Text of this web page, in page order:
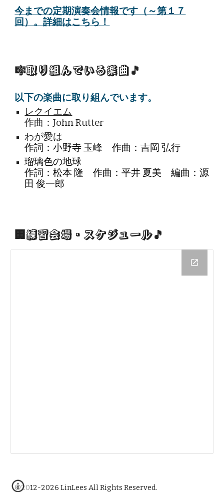
今までの定期演奏会情報です（～第１７
回）。詳細はこちら！
🎼取り組んでいる楽曲🎵
以下の楽曲に取り組んでいます。
レクイエム
作曲：John Rutter
わが愛は
作詞：小野寺 玉峰 作曲：吉岡 弘行
瑠璃色の地球
作詞：松本 隆 作曲：平井 夏美 編曲：源
田 俊一郎
🏢練習会場・スケジュール🎵
©2012-2026 LinLees All Rights Reserved.